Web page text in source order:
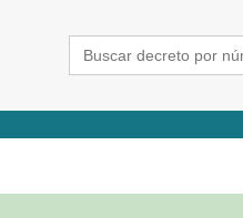
Search
for: